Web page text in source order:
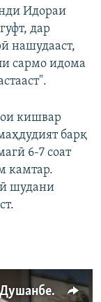
Идораи
дар
нашудааст,
сармо идома
кишвар
барқ
6-7 соат
камтар.
шудани
Норасоии нерӯи барқ сокинони Душанберо ба танг овардааст